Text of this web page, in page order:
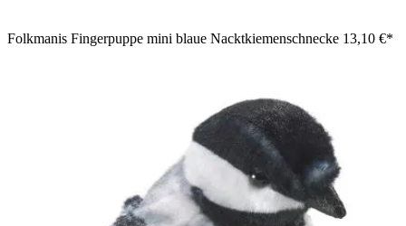
Folkmanis Fingerpuppe mini blaue Nacktkiemenschnecke 13,10 €*